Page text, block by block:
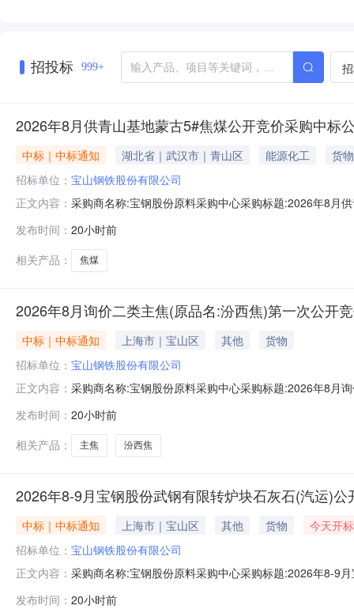
招投标 999+
2026年8月供青山基地蒙古5#焦煤公开竞价采购中标
中标｜中标通知 湖北省｜武汉市｜青山区 能源化工
货物
招标单位： 宝山钢铁股份有限公司
正文内容： 采购商名称:宝钢股份原料采购中心采购标题:2026年8月
发布时间： 20小时前
相关产品：
焦煤
2026年8月询价二类主焦(原品名:汾西焦)第一次公开
中标｜中标通知 上海市｜宝山区 其他
货物
招标单位： 宝山钢铁股份有限公司
正文内容： 采购商名称:宝钢股份原料采购中心采购标题:2026年8月
发布时间： 20小时前
相关产品：
主焦 汾西焦
2026年8-9月宝钢股份武钢有限转炉块石灰石(汽运)
中标｜中标通知 上海市｜宝山区 其他 货物
今天开标
招标单位： 宝山钢铁股份有限公司
正文内容： 采购商名称:宝钢股份原料采购中心采购标题:2026年8-9
发布时间： 20小时前